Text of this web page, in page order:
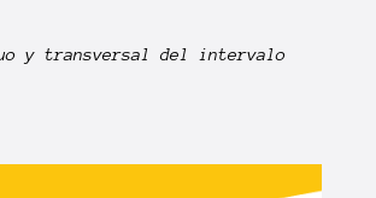
y transversal del intervalo